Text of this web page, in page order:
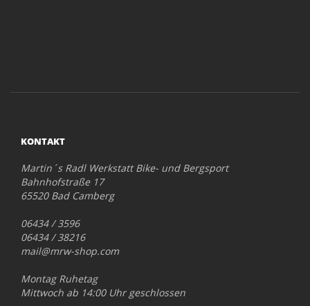
KONTAKT
Martin´s Radl Werkstatt Bike- und Bergsport
Bahnhofstraße 17
65520 Bad Camberg
06434 / 3596
06434 / 38216
mail@mrw-shop.com
Montag Ruhetag
Mittwoch ab 14:00 Uhr geschlossen